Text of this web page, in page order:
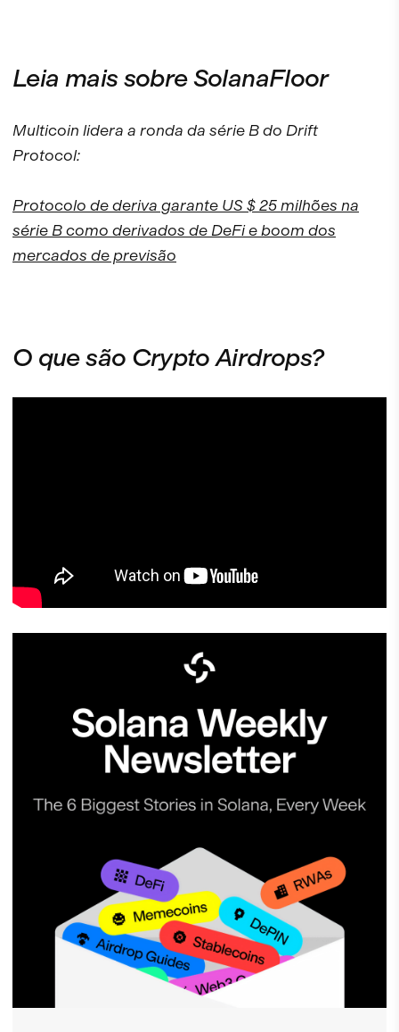
Leia mais sobre SolanaFloor
Multicoin lidera a ronda da série B do Drift
Protocol:
Protocolo de deriva garante US $ 25 milhões na
série B como derivados de DeFi e boom dos
mercados de previsão
O que são Crypto Airdrops?